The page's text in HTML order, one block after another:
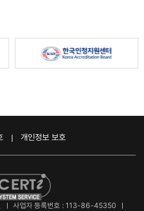
개인정보 보호
사업자 등록번호 : 113-86-45350